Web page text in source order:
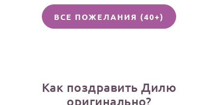
ВСЕ ПОЖЕЛАНИЯ (40+)
Как поздравить Дилю
оригинально?